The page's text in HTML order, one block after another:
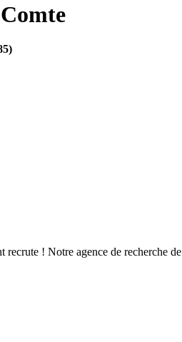
! Notre agence de recherche